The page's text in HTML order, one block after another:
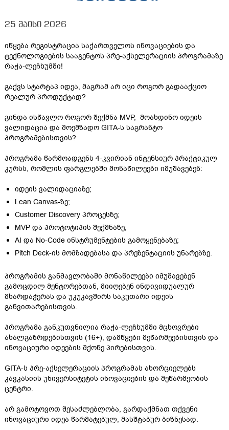
25 მაისი 2026
იწყება რეგისტრაცია საქართველოს ინოვაციების და
ტექნოლოგიების სააგენტოს პრე-აქსელერაციის პროგრამაზე
რაჭა-ლეჩხუმში!
გაქვს სტარტაპ იდეა, მაგრამ არ იცი როგორ გადააქციო
რეალურ პროდუქტად?
გინდა ისწავლო როგორ შექმნა MVP, მოახდინო იდეის
ვალიდაცია და მოემზადო GITA-ს საგრანტო
პროგრამებისთვის?
პროგრამა წარმოადგენს 4-კვირიან ინტენსიურ პრაქტიკულ
კურსს, რომლის ფარგლებში მონაწილეები იმუშავებენ:
იდეის ვალიდაციაზე;
Lean Canvas-ზე;
Customer Discovery პროცესზე;
MVP და პროტოტიპის შექმნაზე;
AI და No-Code ინსტრუმენტების გამოყენებაზე;
Pitch Deck-ის მომზადებასა და პრეზენტაციის უნარებზე.
პროგრამის განმავლობაში მონაწილეები იმუშავებენ
გამოცდილ მენტორებთან, მიიღებენ ინდივიდუალურ
მხარდაჭერას და უკუკავშირს საკუთარი იდეის
განვითარებისთვის.
პროგრამა განკუთვნილია რაჭა-ლეჩხუმში მცხოვრები
ახალგაზრდებისთვის (16+), დამწყები მეწარმეებისთვის და
ინოვაციური იდეების მქონე პირებისთვის.
GITA-ს პრე-აქსელერაციის პროგრამას ახორციელებს
კავკასიის უნივერსიტეტის ინოვაციების და მეწარმეობის
ცენტრი.
არ გამოტოვოთ შესაძლებლობა, გარდაქმნათ თქვენი
ინოვაციური იდეა წარმატებულ, მასშტაბურ ბიზნესად.